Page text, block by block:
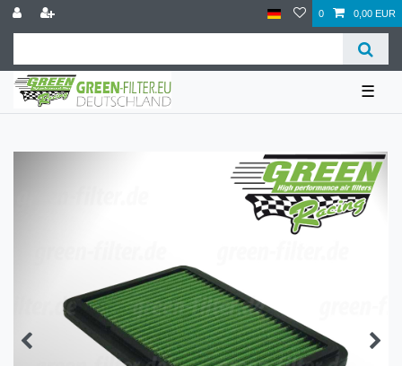
0 0,00 EUR
☰